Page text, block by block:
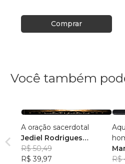
Comprar
Você também
A oração sacerdotal
Jediel Rodrigues
Martins
R$ 50,49
R$ 39,97
R$